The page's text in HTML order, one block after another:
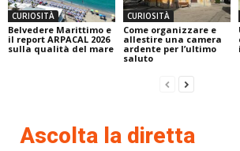
CURIOSITÀ
Belvedere Marittimo e
il report ARPACAL 2026
sulla qualità del mare
CURIOSITÀ
Come organizzare e
allestire una camera
ardente per l’ultimo
saluto
Ascolta la diretta